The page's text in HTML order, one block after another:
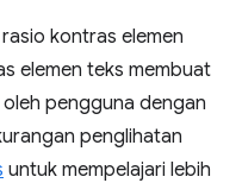
kontras elemen
elemen teks membuat
pengguna dengan
penglihatan
untuk mempelajari lebih